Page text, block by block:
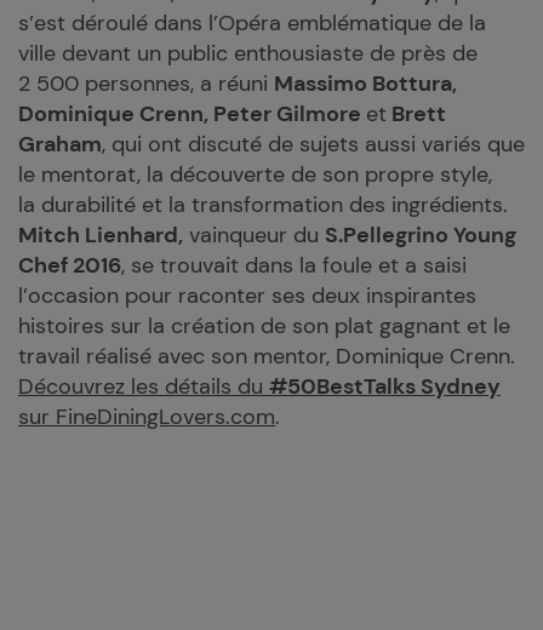
s’est déroulé dans l’Opéra emblématique de la
ville devant un public enthousiaste de près de
2 500 personnes, a réuni Massimo Bottura,
Dominique Crenn, Peter Gilmore et Brett
Graham, qui ont discuté de sujets aussi variés que
le mentorat, la découverte de son propre style,
la durabilité et la transformation des ingrédients.
Mitch Lienhard, vainqueur du S.Pellegrino Young
Chef 2016, se trouvait dans la foule et a saisi
l’occasion pour raconter ses deux inspirantes
histoires sur la création de son plat gagnant et le
travail réalisé avec son mentor, Dominique Crenn.
Découvrez les détails du #50BestTalks Sydney
sur FineDiningLovers.com.